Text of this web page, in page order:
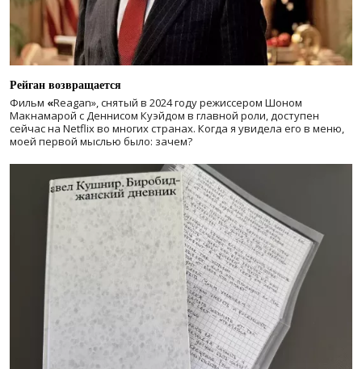
Рейган возвращается
Фильм «Reagan», снятый в 2024 годурежиссером Шоном
Макнамарой с Деннисом Куэйдом в главной роли, доступен
сейчас на Netflix во многих странах. Когда я увидела его в меню,
моей первой мыслью было: зачем?